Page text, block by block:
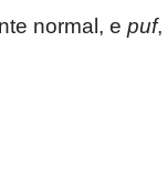
normal, e puf,